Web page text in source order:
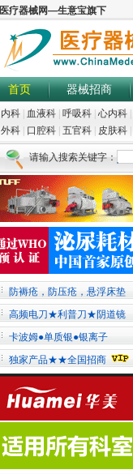
首页 器械招商
内科 血液科 呼吸科 心内科
外科
口腔科 五官科 皮肤科
请输入搜索关键字：
防褥疮，防压疮，悬浮床垫
高频电刀★利普刀★阴道镜
卡波姆●单质银●银离子
独家产品★★全国招商